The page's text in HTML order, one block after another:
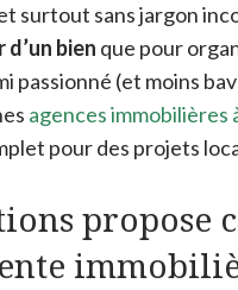
surtout sans jargon
bien que pour
passionné (et moins
agences immobilières
pour des projets